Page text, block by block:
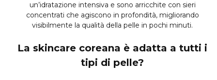
un’idratazione intensiva e sono arricchite con sieri
concentrati che agiscono in profondità, migliorando
visibilmente la qualità della pelle in pochi minuti.
La skincare coreana è adatta a tutti i
tipi di pelle?